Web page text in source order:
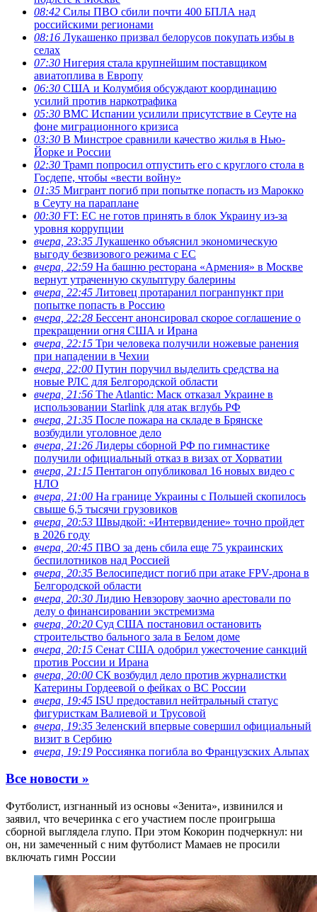
08:42 Силы ПВО сбили почти 400 БПЛА над
российскими регионами
08:16 Лукашенко призвал белорусов покупать избы в
селах
07:30 Нигерия стала крупнейшим поставщиком
авиатоплива в Европу
06:30 США и Колумбия обсуждают координацию
усилий против наркотрафика
05:30 ВМС Испании усилили присутствие в Сеуте на
фоне миграционного кризиса
03:30 В Минстрое сравнили качество жилья в Нью-
Йорке и России
02:30 Трамп попросил отпустить его с круглого стола в
Госдепе, чтобы «вести войну»
01:35 Мигрант погиб при попытке попасть из Марокко
в Сеуту на параплане
00:30 FT: ЕС не готов принять в блок Украину из-за
уровня коррупции
вчера, 23:35 Лукашенко объяснил экономическую
выгоду безвизового режима с ЕС
вчера, 22:59 На башню ресторана «Армения» в Москве
вернут утраченную скульптуру балерины
вчера, 22:45 Литовец протаранил погранпункт при
попытке попасть в Россию
вчера, 22:28 Бессент анонсировал скорое соглашение о
прекращении огня США и Ирана
вчера, 22:15 Три человека получили ножевые ранения
при нападении в Чехии
вчера, 22:00 Путин поручил выделить средства на
новые РЛС для Белгородской области
вчера, 21:56 The Atlantic: Маск отказал Украине в
использовании Starlink для атак вглубь РФ
вчера, 21:35 После пожара на складе в Брянске
возбудили уголовное дело
вчера, 21:26 Лидеры сборной РФ по гимнастике
получили официальный отказ в визах от Хорватии
вчера, 21:15 Пентагон опубликовал 16 новых видео с
НЛО
вчера, 21:00 На границе Украины с Польшей скопилось
свыше 6,5 тысячи грузовиков
вчера, 20:53 Швыдкой: «Интервидение» точно пройдет
в 2026 году
вчера, 20:45 ПВО за день сбила еще 75 украинских
беспилотников над Россией
вчера, 20:35 Велосипедист погиб при атаке FPV-дрона в
Белгородской области
вчера, 20:30 Лидию Невзорову заочно арестовали по
делу о финансировании экстремизма
вчера, 20:20 Суд США постановил остановить
строительство бального зала в Белом доме
вчера, 20:15 Сенат США одобрил ужесточение санкций
против России и Ирана
вчера, 20:00 СК возбудил дело против журналистки
Катерины Гордеевой о фейках о ВС России
вчера, 19:45 ISU предоставил нейтральный статус
фигуристкам Валиевой и Трусовой
вчера, 19:35 Зеленский впервые совершил официальный
визит в Сербию
вчера, 19:19 Россиянка погибла во Французских Альпах
Все новости »
Футболист, изгнанный из основы «Зенита», извинился и
заявил, что вечеринка с его участием после проигрыша
сборной выглядела глупо. При этом Кокорин подчеркнул: ни
он, ни замеченный с ним футболист Мамаев не просили
включать гимн России